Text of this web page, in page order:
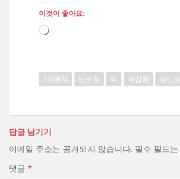
이것이 좋아요:
로
3의원칙 단순함 딱 복잡함 생산성
답글 남기기
이메일 주소는 공개되지 않습니다. 필수 필드는
댓글 *